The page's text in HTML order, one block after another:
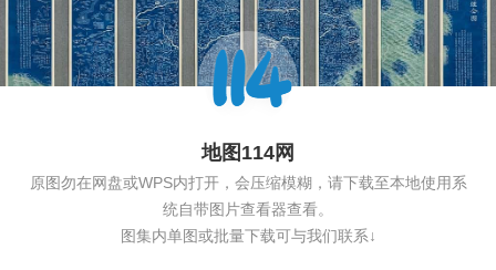
地图114网
原图勿在网盘或WPS内打开，会压缩模糊，请下载至本地使用系
统自带图片查看器查看。
图集内单图或批量下载可与我们联系↓